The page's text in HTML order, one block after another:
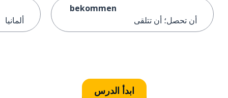
bekommen
أن تحصل؛ أن تتلقى
ألمانيا
ابدأ الدرس